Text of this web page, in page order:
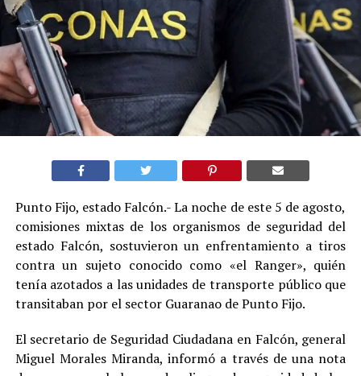
Punto Fijo, estado Falcón.- La noche de este 5 de agosto,
comisiones mixtas de los organismos de seguridad del
estado Falcón, sostuvieron un enfrentamiento a tiros
contra un sujeto conocido como «el Ranger», quién
tenía azotados a las unidades de transporte público que
transitaban por el sector Guaranao de Punto Fijo.
El secretario de Seguridad Ciudadana en Falcón, general
Miguel Morales Miranda, informó a través de una nota